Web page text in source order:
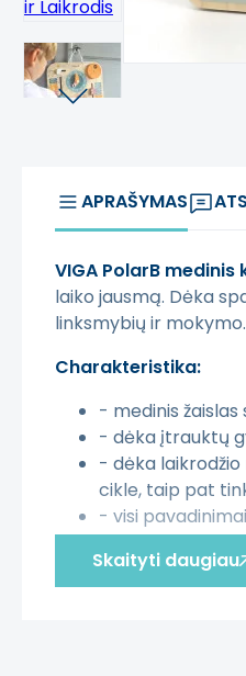
APRAŠYMAS
VIGA PolarB
laiko jausmą. Dėka
linksmybių ir
Charakteristika:
- medinis žaislas
- dėka įtrauktų
- dėka
cikle, taip pat
- visi
- visa POLAR
- žaislas
Skaityti daugiau